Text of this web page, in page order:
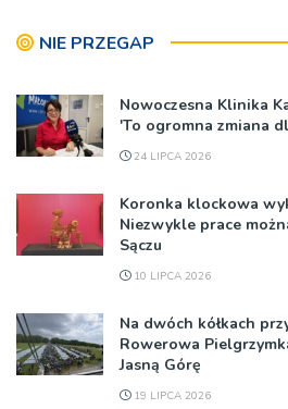
NIE PRZEGAP
Nowoczesna Klinika
'To ogromna zmiana
24 LIPCA 2026
Koronka klockowa
Niezwykle prace
Sączu
10 LIPCA 2026
Na dwóch kółkach
Rowerowa
Jasną Górę
19 LIPCA 2026